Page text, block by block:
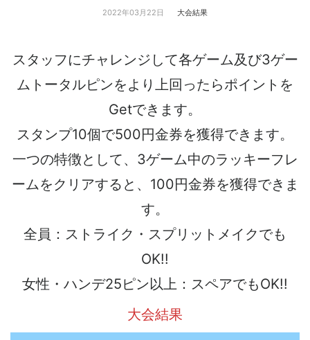
2022年03月22日 大会結果
スタッフにチャレンジして各ゲーム及び3ゲー
ムトータルピンをより上回ったらポイントを
Getできます。
スタンプ10個で500円金券を獲得できます。
一つの特徴として、3ゲーム中のラッキーフレ
ームをクリアすると、100円金券を獲得できま
す。
全員：ストライク・スプリットメイクでも
OK!!
女性・ハンデ25ピン以上：スペアでもOK!!
大会結果